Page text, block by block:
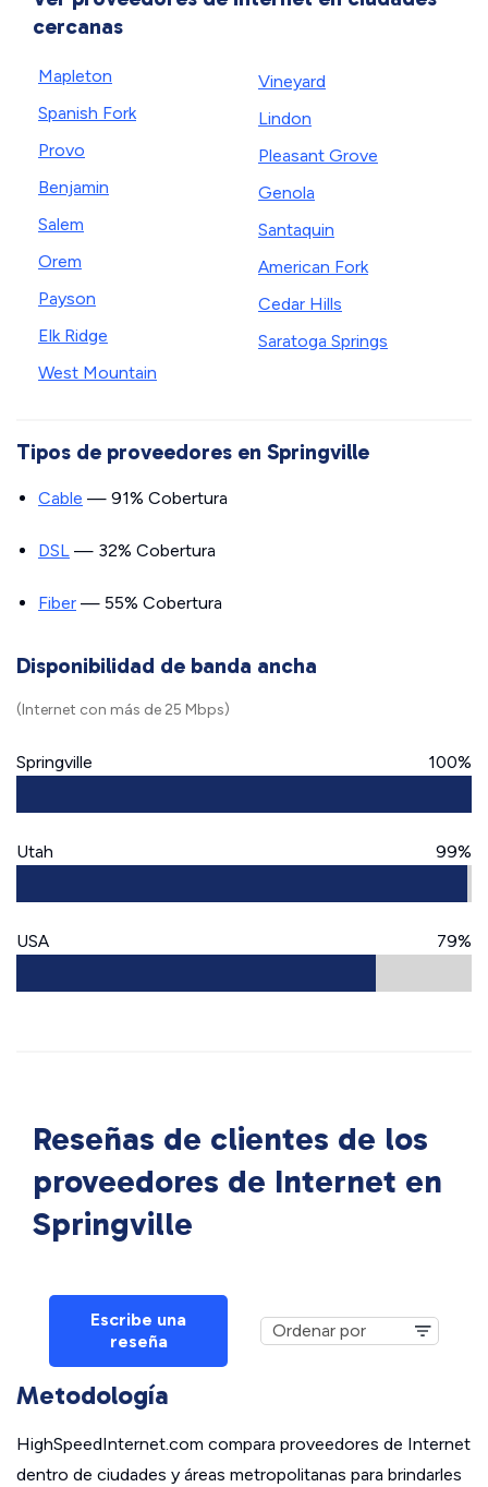
cercanas
Mapleton
Spanish Fork
Provo
Benjamin
Salem
Orem
Payson
Elk Ridge
West Mountain
Vineyard
Lindon
Pleasant Grove
Genola
Santaquin
American Fork
Cedar Hills
Saratoga Springs
Tipos de proveedores en Springville
Cable — 91% Cobertura
DSL — 32% Cobertura
Fiber — 55% Cobertura
Disponibilidad de banda ancha
(Internet con más de 25 Mbps)
Springville 100%
Utah 99%
USA 79%
Reseñas de clientes de los
proveedores de Internet en
Springville
Escribe una
reseña
Metodología
HighSpeedInternet.com compara proveedores de Internet
dentro de ciudades y áreas metropolitanas para brindarles